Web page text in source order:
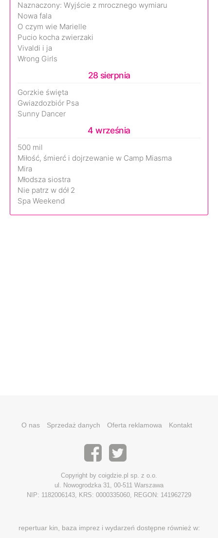
Naznaczony: Wyjście z mrocznego wymiaru
Nowa fala
O czym wie Marielle
Pucio kocha zwierzaki
Vivaldi i ja
Wrong Girls
28 sierpnia
Gorzkie święta
Gwiazdozbiór Psa
Sunny Dancer
4 września
500 mil
Miłość, śmierć i dojrzewanie w Camp Miasma
Mira
Młodsza siostra
Nie patrz w dół 2
Spa Weekend
O nas Sprzedaż danych Oferta reklamowa Kontakt
Copyright by coigdzie.pl sp. z o.o.
ul. Nowogrodzka 31, 00-511 Warszawa
NIP: 1182006143, KRS: 0000335060, REGON: 141962729
repertuar kin, baza imprez i wydarzeń dostępne również w: